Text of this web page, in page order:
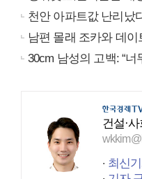
천안 아파트값 난리났
남편 몰래 조카와 데이
30cm 남성의 고백: “
건설·
최신